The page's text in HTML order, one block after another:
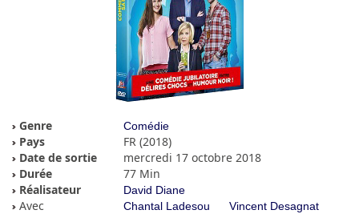
Genre Comédie
Pays
FR (2018)
Date de sortie
mercredi 17 octobre 2018
Durée
77 Min
Réalisateur
David Diane
Avec Chantal Ladesou
Vincent Desagnat